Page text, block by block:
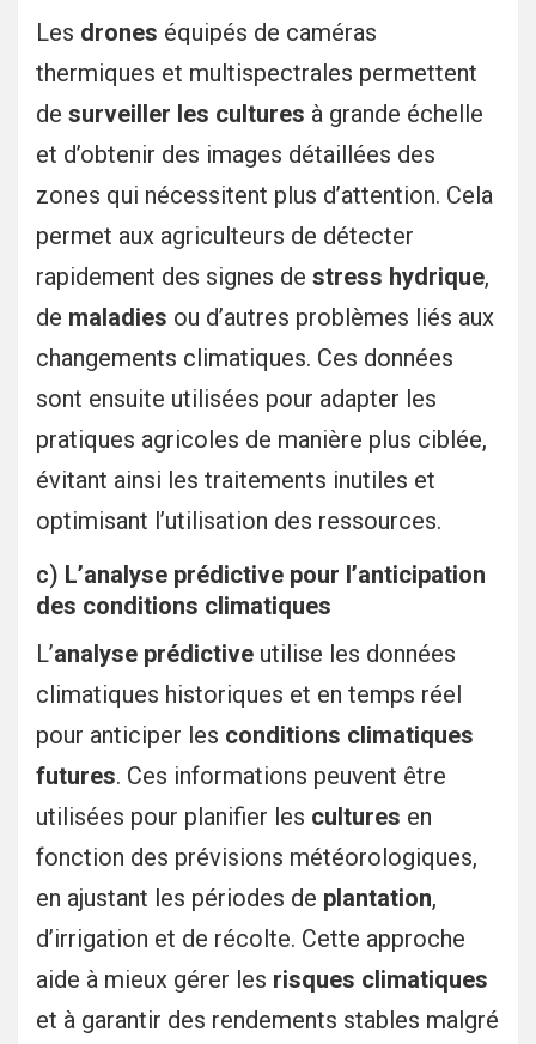
Les drones équipés de caméras
thermiques et multispectrales permettent
de surveiller les cultures à grande échelle
et d’obtenir des images détaillées des
zones qui nécessitent plus d’attention. Cela
permet aux agriculteurs de détecter
rapidement des signes de stress hydrique,
de maladies ou d’autres problèmes liés aux
changements climatiques. Ces données
sont ensuite utilisées pour adapter les
pratiques agricoles de manière plus ciblée,
évitant ainsi les traitements inutiles et
optimisant l’utilisation des ressources.
c) L’analyse prédictive pour l’anticipation
des conditions climatiques
L’analyse prédictive utilise les données
climatiques historiques et en temps réel
pour anticiper les conditions climatiques
futures. Ces informations peuvent être
utilisées pour planifier les cultures en
fonction des prévisions météorologiques,
en ajustant les périodes de plantation,
d’irrigation et de récolte. Cette approche
aide à mieux gérer les risques climatiques
et à garantir des rendements stables malgré